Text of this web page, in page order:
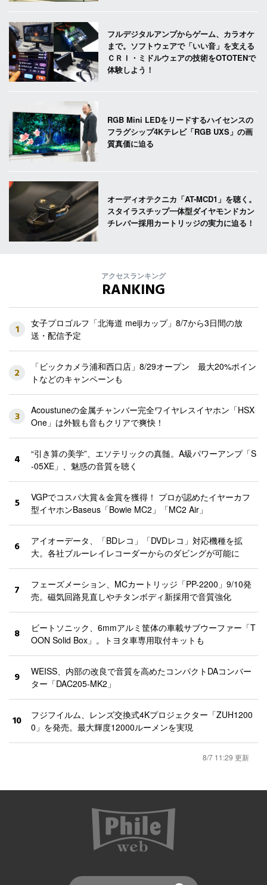
フルデジタルアンプからゲーム、カラオケ
まで。ソフトウェアで「いい音」を支える
ＣＲＩ・ミドルウェアの技術をOTOTENで
体験しよう！
RGB Mini LEDをリードするハイセンスの
フラグシップ4Kテレビ「RGB UXS」の画
質真価に迫る
オーディオテクニカ「AT-MCD1」を聴く。
スタイラスチップ一体型ダイヤモンドカン
チレバー採用カートリッジの実力に迫る！
アクセスランキング
RANKING
1
女子プロゴルフ「北海道 meijiカップ」8/7から3日間の放
送・配信予定
2
「ビックカメラ浦和西口店」8/29オープン 最大20%ポイン
トなどのキャンペーンも
3
Acoustuneの金属チャンバー完全ワイヤレスイヤホン「HSX
One」は外観も音もクリアで爽快！
4
“引き算の美学”、エソテリックの真髄。A級パワーアンプ「S
-05XE」、魅惑の音質を聴く
5
VGPでコスパ大賞＆金賞を獲得！ プロが認めたイヤーカフ
型イヤホンBaseus「Bowie MC2」「MC2 Air」
6
アイオーデータ、「BDレコ」「DVDレコ」対応機種を拡
大。各社ブルーレイレコーダーからのダビングが可能に
7
フェーズメーション、MCカートリッジ「PP-2200」9/10発
売。磁気回路見直しやチタンボディ新採用で音質強化
8
ビートソニック、6mmアルミ筐体の車載サブウーファー「T
OON Solid Box」。トヨタ車専用取付キットも
9
WEISS、内部の改良で音質を高めたコンパクトDAコンバー
ター「DAC205-MK2」
10
フジフイルム、レンズ交換式4Kプロジェクター「ZUH1200
0」を発売。最大輝度12000ルーメンを実現
8/7 11:29 更新